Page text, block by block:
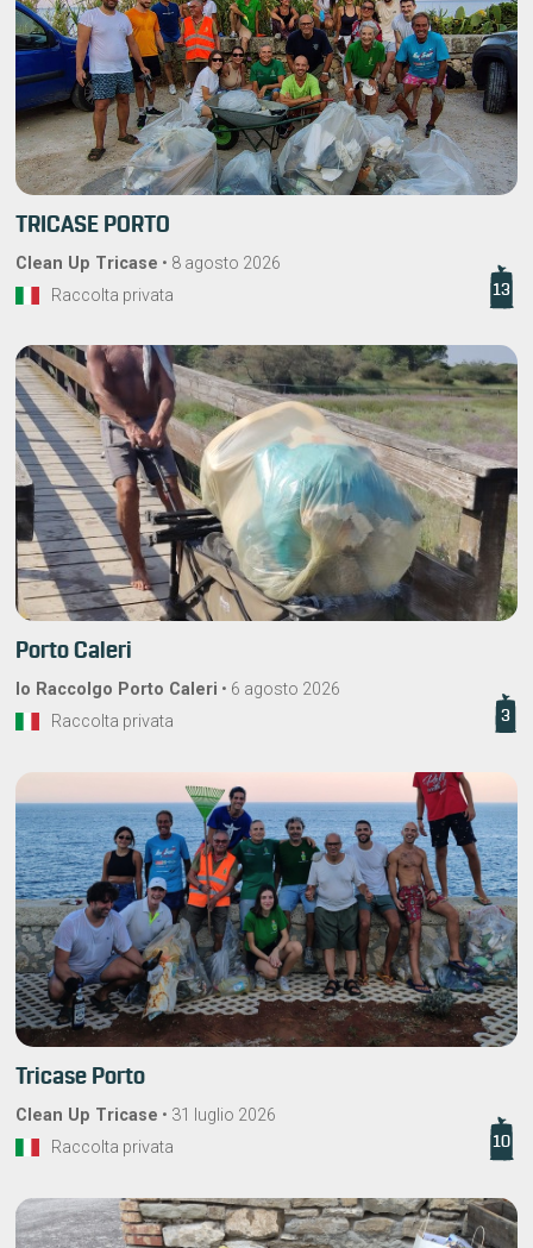
TRICASE PORTO
Clean Up Tricase • 8 agosto 2026
Raccolta privata
13
Porto Caleri
Io Raccolgo Porto Caleri • 6 agosto 2026
Raccolta privata
3
Tricase Porto
Clean Up Tricase • 31 luglio 2026
Raccolta privata
10